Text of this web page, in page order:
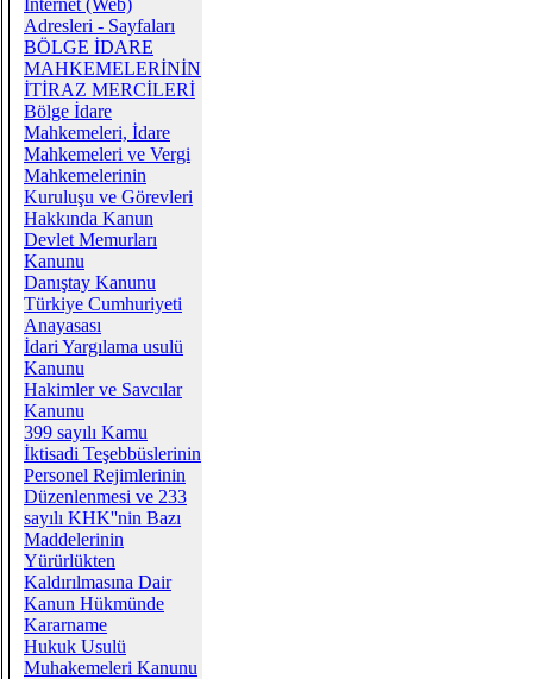
İnternet (Web)
Adresleri - Sayfaları
BÖLGE İDARE
MAHKEMELERİNİN
İTİRAZ MERCİLERİ
Bölge İdare
Mahkemeleri, İdare
Mahkemeleri ve Vergi
Mahkemelerinin
Kuruluşu ve Görevleri
Hakkında Kanun
Devlet Memurları
Kanunu
Danıştay Kanunu
Türkiye Cumhuriyeti
Anayasası
İdari Yargılama usulü
Kanunu
Hakimler ve Savcılar
Kanunu
399 sayılı Kamu
İktisadi Teşebbüslerinin
Personel Rejimlerinin
Düzenlenmesi ve 233
sayılı KHK''nin Bazı
Maddelerinin
Yürürlükten
Kaldırılmasına Dair
Kanun Hükmünde
Kararname
Hukuk Usulü
Muhakemeleri Kanunu